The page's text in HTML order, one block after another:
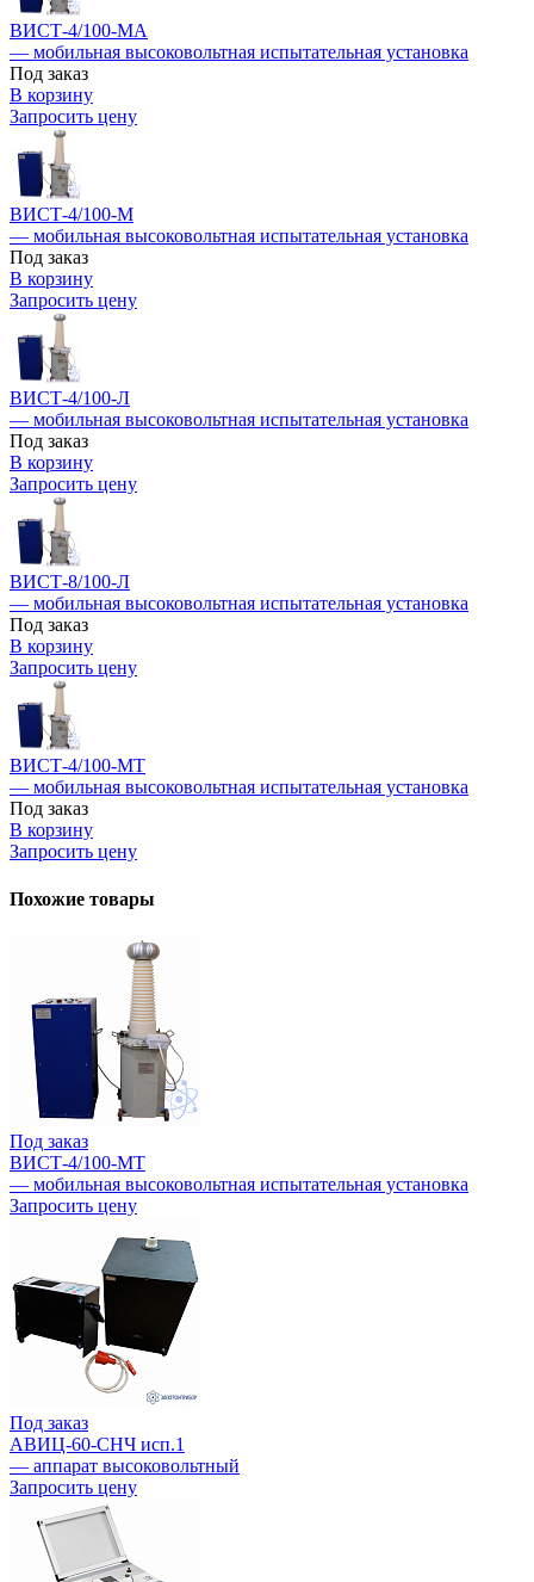
ВИСТ-4/100-МА
— мобильная высоковольтная испытательная установка
Под заказ
В корзину
Запросить цену
ВИСТ-4/100-М
— мобильная высоковольтная испытательная установка
Под заказ
В корзину
Запросить цену
ВИСТ-4/100-Л
— мобильная высоковольтная испытательная установка
Под заказ
В корзину
Запросить цену
ВИСТ-8/100-Л
— мобильная высоковольтная испытательная установка
Под заказ
В корзину
Запросить цену
ВИСТ-4/100-МТ
— мобильная высоковольтная испытательная установка
Под заказ
В корзину
Запросить цену
Похожие товары
Под заказ
ВИСТ-4/100-МТ
— мобильная высоковольтная испытательная установка
Запросить цену
Под заказ
АВИЦ-60-СНЧ исп.1
— аппарат высоковольтный
Запросить цену